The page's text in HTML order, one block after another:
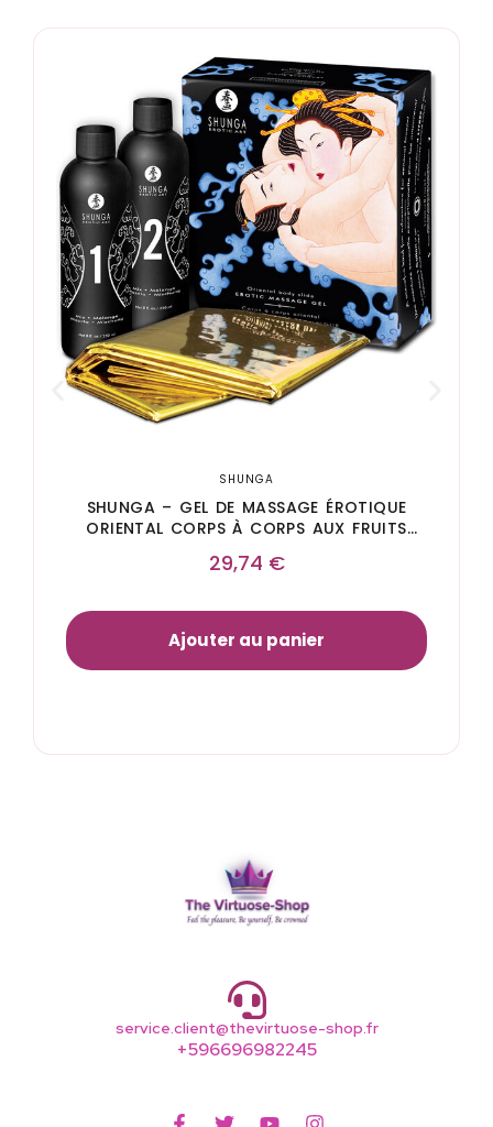
SHUNGA
SHUNGA – GEL DE MASSAGE ÉROTIQUE
ORIENTAL CORPS À CORPS AUX FRUITS
29,74 €
Ajouter au panier
service.client@thevirtuose-shop.fr
+596696982245